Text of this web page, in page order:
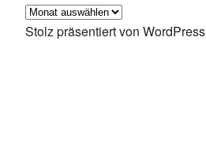
Stolz präsentiert von WordPress